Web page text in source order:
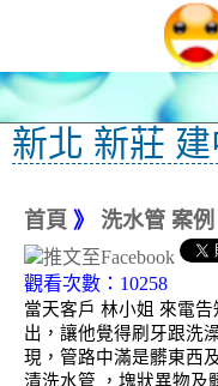
新北 新莊
首頁 》 洗水管 案例
觀看次數：10258
當天客戶 林小姐 來電
出，讓他覺得刷牙跟洗
現，管路中滿是髒東西
清洗水管 ，塊狀異物及